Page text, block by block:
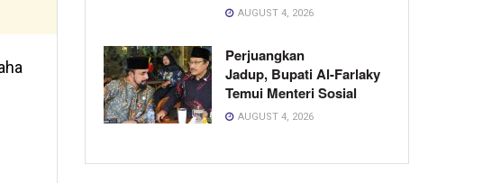
AUGUST 4, 2026
Perjuangkan
Jadup, Bupati Al-Farlaky
Temui Menteri Sosial
AUGUST 4, 2026